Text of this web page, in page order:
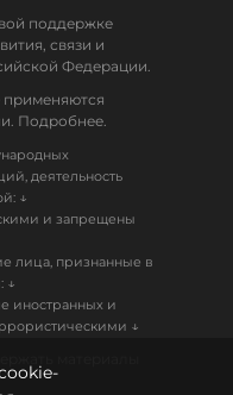
поддержке
связи и
Федерации.
Подробнее.
деятельность
↓
и запрещены
лица, признанные в
↓
иностранных и
↓